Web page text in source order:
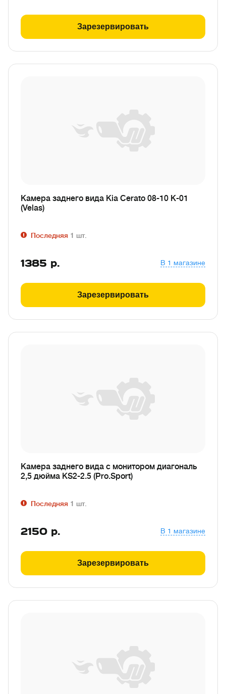
Зарезервировать
Камера заднего вида Kia Cerato 08-10 K-01
(Velas)
Последняя 1 шт.
1385 р. В 1 магазине
Зарезервировать
Камера заднего вида с монитором диагональ
2,5 дюйма KS2-2.5 (Pro.Sport)
Последняя 1 шт.
2150 р. В 1 магазине
Зарезервировать